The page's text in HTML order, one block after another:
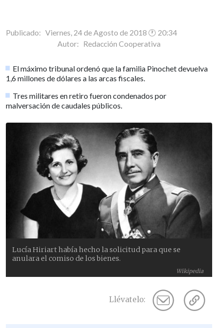
Publicado: Viernes, 24 de Agosto de 2018 🕐 20:34
Autor: Redacción Cooperativa
El máximo tribunal ordenó que la familia Pinochet devuelva
1,6 millones de dólares a las arcas fiscales.
Tres militares en retiro fueron condenados por
malversación de caudales públicos.
Wikipedia
Lucía Hiriart había hecho la solicitud para que se
anulara el comiso de los bienes.
Llévatelo: